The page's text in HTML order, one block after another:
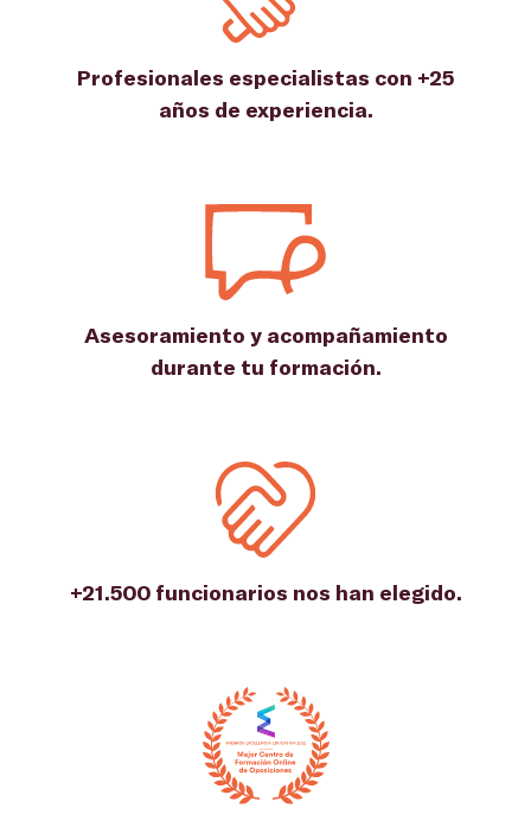
Profesionales especialistas con +25
años de experiencia.
Asesoramiento y acompañamiento
durante tu formación.
+21.500 funcionarios nos han elegido.